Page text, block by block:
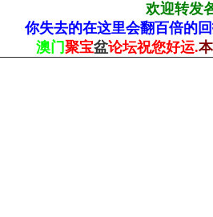
欢迎转发
你失去的在这里会翻百倍的
澳门聚宝盆论坛祝您好运.